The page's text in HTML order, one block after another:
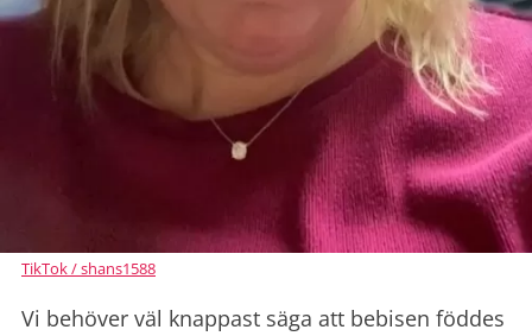
TikTok / shans1588
Vi behöver väl knappast säga att bebisen föddes